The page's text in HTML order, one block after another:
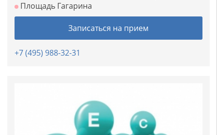
Площадь Гагарина
Записаться на прием
+7 (495) 988-32-31